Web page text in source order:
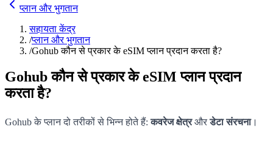
प्लान और भुगतान
सहायता केंद्र
/प्लान और भुगतान
/Gohub कौन से प्रकार के eSIM प्लान प्रदान करता है?
Gohub कौन से प्रकार के eSIM प्लान प्रदान
करता है?
Gohub के प्लान दो तरीकों से भिन्न होते हैं:कवरेज क्षेत्रऔरडेटा संरचना।